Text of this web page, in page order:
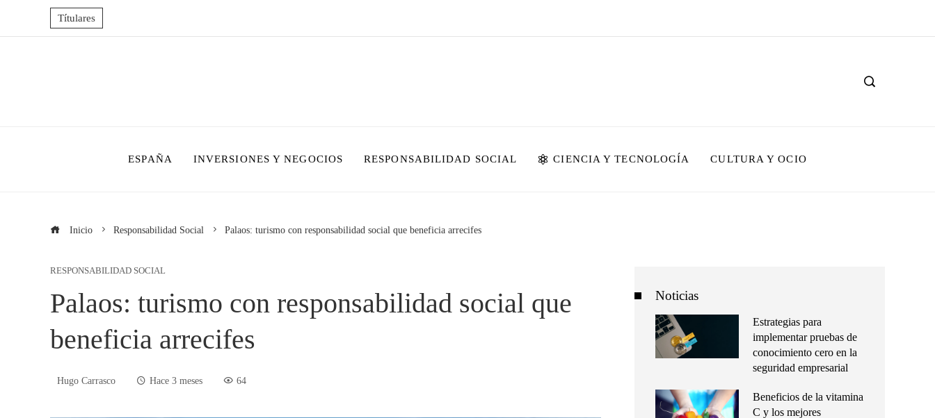
Títulares
ESPAÑA INVERSIONES Y NEGOCIOS RESPONSABILIDAD SOCIAL CIENCIA Y TECNOLOGÍA CULTURA Y OCIO
Inicio Responsabilidad Social Palaos: turismo con responsabilidad social que beneficia arrecifes
RESPONSABILIDAD SOCIAL
Palaos: turismo con responsabilidad social que
beneficia arrecifes
Hugo Carrasco Hace 3 meses 64
Noticias
Estrategias para
implementar pruebas de
conocimiento cero en la
seguridad empresarial
Beneficios de la vitamina
C y los mejores